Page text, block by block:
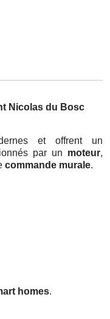
Nicolas du Bosc
et offrent un
par un moteur,
commande murale.
homes.